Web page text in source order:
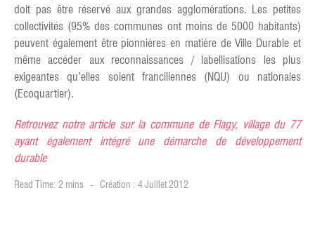
doit pas être réservé aux grandes agglomérations. Les petites
collectivités (95% des communes ont moins de 5000 habitants)
peuvent également être pionnières en matière de Ville Durable et
même accéder aux reconnaissances / labellisations les plus
exigeantes qu’elles soient franciliennes (NQU) ou nationales
(Ecoquartier).
Retrouvez notre article sur la commune de Flagy, village du 77
ayant également intégré une démarche de développement
durable
Read Time: 2 mins Création : 4 Juillet 2012